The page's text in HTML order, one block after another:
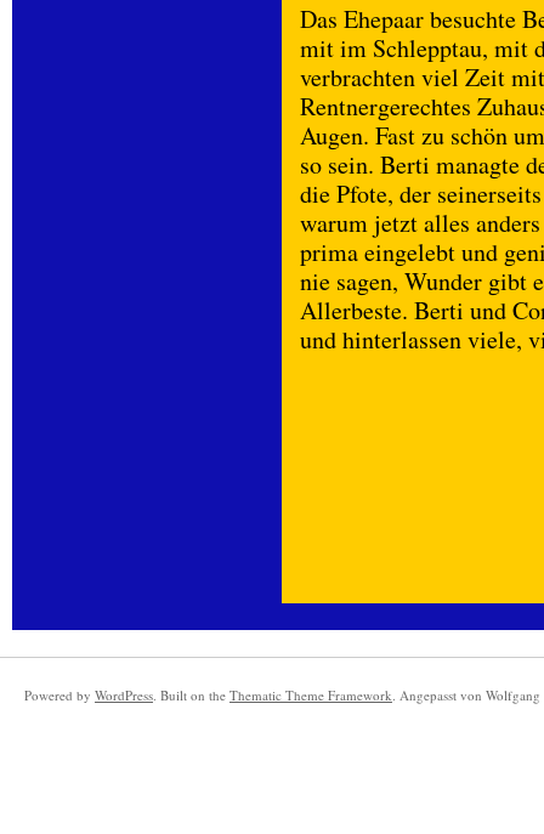
Das Ehepaar besuchte
mit im Schlepptau, mit
verbrachten viel Zeit
Rentnergerechtes
Augen. Fast zu schön
so sein. Berti managte
die Pfote, der
warum jetzt alles
prima eingelebt und
nie sagen, Wunder gibt
Allerbeste. Berti und
und hinterlassen viele,
Powered by WordPress . Built on the Thematic Theme Framework . Angepasst von